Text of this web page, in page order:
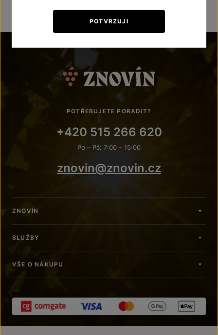
POTŘEBUJETE PORADIT?
+420 515 266 620
Po – Pá: 7:00 – 15:00
znovin@znovin.cz
ZNOVÍN
SLUŽBY
VŠE O NÁKUPU
POTVRZUJI